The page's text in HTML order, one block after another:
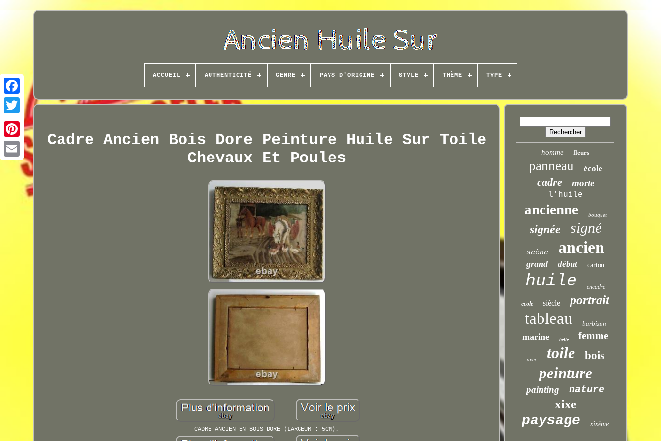
ACCUEIL AUTHENTICITÉ GENRE PAYS D'ORIGINE STYLE THÈME TYPE
Cadre Ancien Bois Dore Peinture Huile Sur Toile
Chevaux Et Poules
CADRE ANCIEN EN BOIS DORE (LARGEUR : 5CM).
homme fleurs
panneau école
cadre morte
l'huile
ancienne bouquet
signée signé
scène ancien
grand début carton
huile encadré
ecole siècle portrait
tableau barbizon
marine belle femme
avec toile bois
peinture
painting nature
xixe
paysage xixème